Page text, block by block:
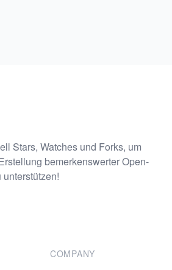
Stars, Watches und Forks, um
bemerkenswerter Open-
COMPANY